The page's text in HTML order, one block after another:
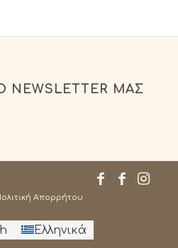
NEWSLETTER ΜΑΣ
Απορρήτου
Ελληνικά